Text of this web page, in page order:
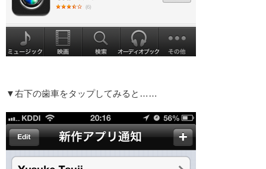
▼右下の歯車をタップしてみると……